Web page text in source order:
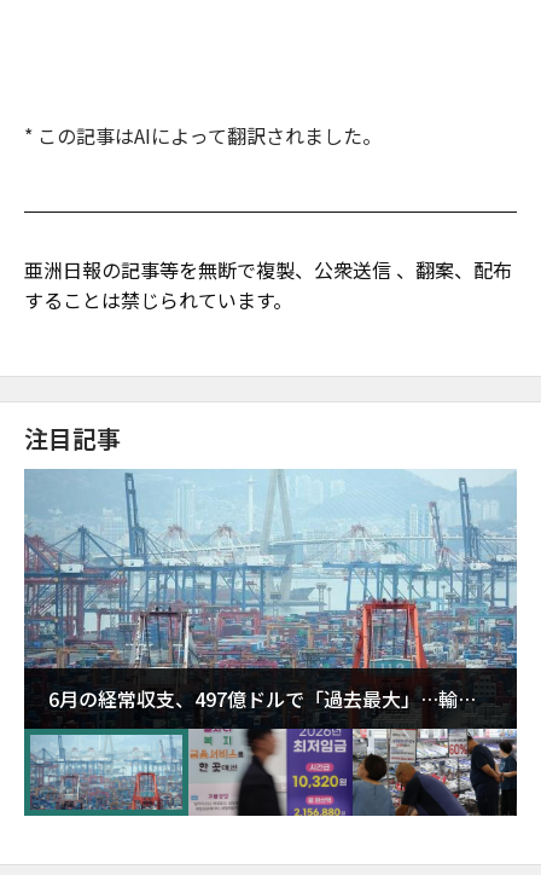
* この記事はAIによって翻訳されました。
亜洲日報の記事等を無断で複製、公衆送信 、翻案、配布
することは禁じられています。
注目記事
6月の経常収支、497億ドルで「過去最大」…輸出
が初の1000億ドル突破